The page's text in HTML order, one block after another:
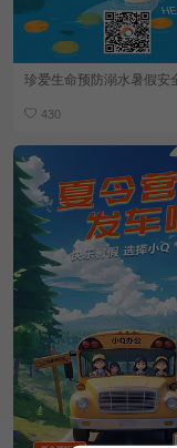
珍爱生命预防溺水暑假安
430